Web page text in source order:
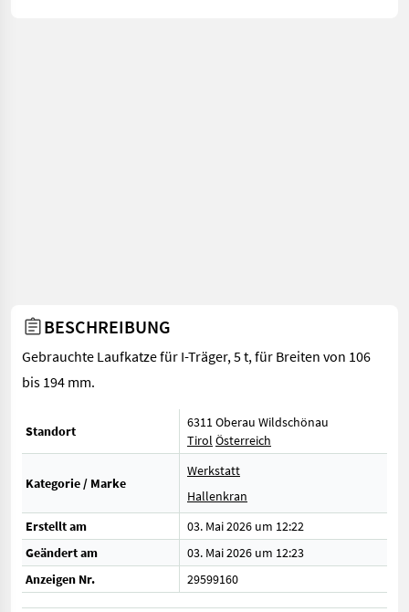
BESCHREIBUNG
Gebrauchte Laufkatze für I-Träger, 5 t, für Breiten von 106
bis 194 mm.
Standort
6311 Oberau Wildschönau
Tirol Österreich
Kategorie / Marke
Werkstatt
Hallenkran
Erstellt am
03. Mai 2026 um 12:22
Geändert am
03. Mai 2026 um 12:23
Anzeigen Nr.
29599160